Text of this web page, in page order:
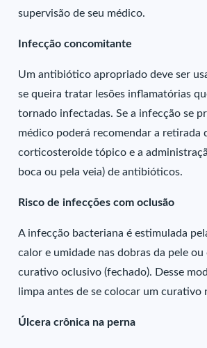
supervisão de seu médico.
Infecção concomitante
Um antibiótico apropriado deve ser
se queira tratar lesões inflamatórias
tornado infectadas. Se a infecção se
médico poderá recomendar a retirada
corticosteroide tópico e a
boca ou pela veia) de antibióticos.
Risco de infecções com oclusão
A infecção bacteriana é estimulada
calor e umidade nas dobras da pele ou
curativo oclusivo (fechado). Desse
limpa antes de se colocar um curativo
Úlcera crônica na perna